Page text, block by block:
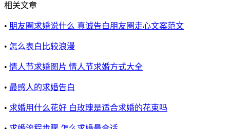
相关文章
• 朋友圈求婚说什么 真诚告白朋友圈走心文案范文
• 怎么表白比较浪漫
• 情人节求婚图片 情人节求婚方式大全
• 最感人的求婚告白
• 求婚用什么花好 白玫瑰是适合求婚的花束吗